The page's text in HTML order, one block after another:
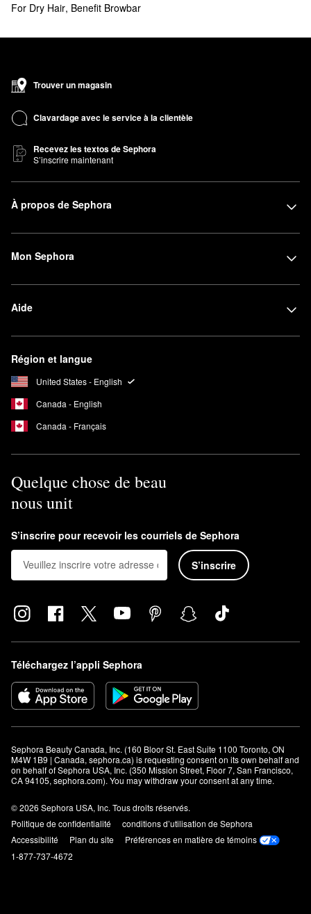
For Dry Hair, Benefit Browbar
Trouver un magasin
Clavardage avec le service à la clientèle
Recevez les textos de Sephora
S’inscrire maintenant
À propos de Sephora
Mon Sephora
Aide
Région et langue
United States - English
Canada - English
Canada - Français
Quelque chose de beau
nous unit
S’inscrire pour recevoir les courriels de Sephora
S’inscrire
Téléchargez l’appli Sephora
Sephora Beauty Canada, Inc. (160 Bloor St. East Suite 1100 Toronto, ON
M4W 1B9 | Canada, sephora.ca) is requesting consent on its own behalf and
on behalf of Sephora USA, Inc. (350 Mission Street, Floor 7, San Francisco,
CA 94105, sephora.com). You may withdraw your consent at any time.
© 2026 Sephora USA, Inc. Tous droits réservés.
Politique de confidentialité
conditions d’utilisation de Sephora
Accessibilité
Plan du site
Préférences en matière de témoins
1-877-737-4672